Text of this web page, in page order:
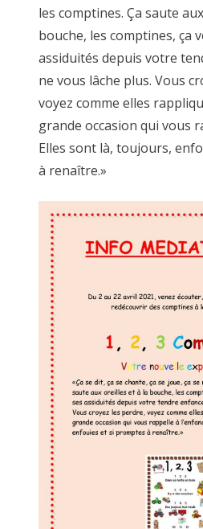
les comptines. Ça saute
bouche, les comptines, ça
assiduités depuis votre
ne vous lâche plus. Vous
voyez comme elles
grande occasion qui vous
Elles sont là, toujours,
à renaître.»